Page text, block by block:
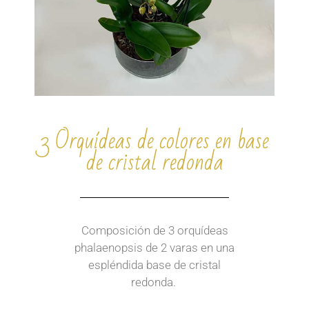
3 Orquídeas de colores en base
de cristal redonda
Composición de 3 orquídeas
phalaenopsis de 2 varas en una
espléndida base de cristal
redonda.